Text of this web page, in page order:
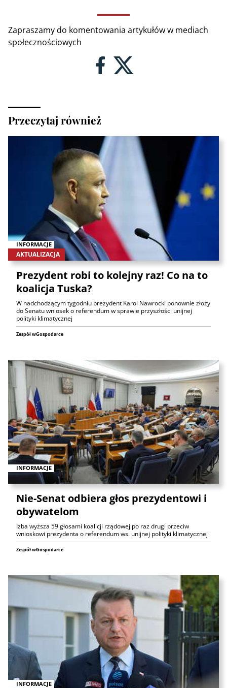
Zapraszamy do komentowania artykułów w mediach
społecznościowych
Przeczytaj również
INFORMACJE
AKTUALIZACJA
Prezydent robi to kolejny raz! Co na to
koalicja Tuska?
W nadchodzącym tygodniu prezydent Karol Nawrocki ponownie złoży
do Senatu wniosek o referendum w sprawie przyszłości unijnej
polityki klimatycznej
Zespół wGospodarce
INFORMACJE
Nie-Senat odbiera głos prezydentowi i
obywatelom
Izba wyższa 59 głosami koalicji rządowej po raz drugi przeciw
wnioskowi prezydenta o referendum ws. unijnej polityki klimatycznej
Zespół wGospodarce
INFORMACJE